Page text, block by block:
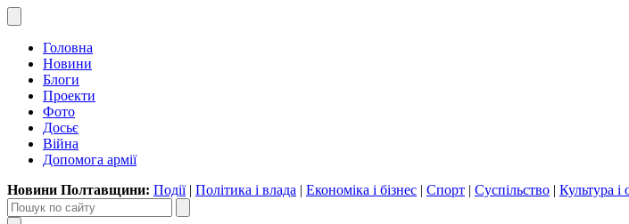
Головна
Новини
Блоги
Проекти
Фото
Досьє
Війна
Допомога армії
Новини Полтавщини: Події| Політика і влада | Економіка і бізнес | Спорт | Суспільство | Культура і